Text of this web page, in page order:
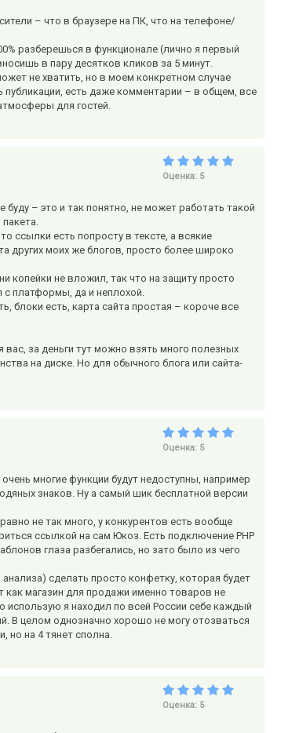
– что в браузере на ПК, что на телефоне/
разберешься в функционале (лично я первый
в пару десятков кликов за 5 минут.
не хватить, но в моем конкретном случае
публикации, есть даже комментарии – в общем, все
для гостей.
Оценка: 5
– это и так понятно, не может работать такой
ссылки есть попросту в тексте, а всякие
других моих же блогов, просто более широко
копейки не вложил, так что на защиту просто
с платформы, да и неплохой.
блоки есть, карта сайта простая – короче все
за деньги тут можно взять много полезных
на диске. Но для обычного блога или сайта-
Оценка: 5
многие функции будут недоступны, например
знаков. Ну а самый шик бесплатной версии
не так много, у конкурентов есть вообще
ссылкой на сам Юкоз. Есть подключение РНР
глаза разбегались, но зато было из чего
сделать просто конфетку, которая будет
магазин для продажи именно товаров не
я находил по всей России себе каждый
В целом однозначно хорошо не могу отозваться
но на 4 тянет сполна.
Оценка: 5